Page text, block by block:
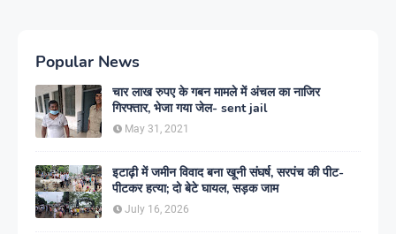
Popular News
चार लाख रुपए के गबन मामले में अंचल का नाजिर
गिरफ्तार, भेजा गया जेल- sent jail
May 31, 2021
इटाढ़ी में जमीन विवाद बना खूनी संघर्ष, सरपंच की पीट-
पीटकर हत्या; दो बेटे घायल, सड़क जाम
July 16, 2026